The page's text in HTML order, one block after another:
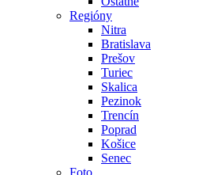
Regióny
Nitra
Bratislava
Prešov
Turiec
Skalica
Pezinok
Trencín
Poprad
Košice
Senec
Foto